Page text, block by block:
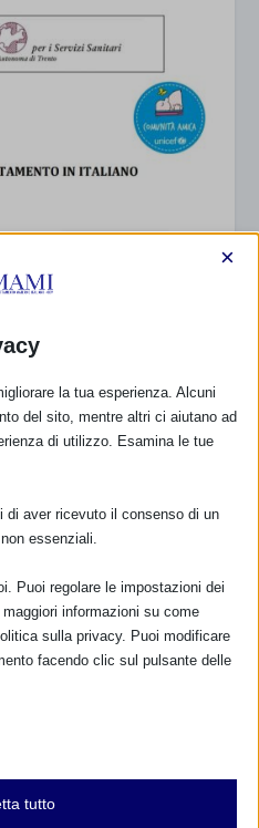
resoconto
×
la tua esperienza. Alcuni
del sito, mentre altri ci aiutano ad
di utilizzo. Esamina le tue
di aver ricevuto il consenso di un
essenziali.
Puoi regolare le impostazioni dei
informazioni su come
sulla privacy. Puoi modificare
facendo clic sul pulsante delle
le funzioni di base e sono
tutto